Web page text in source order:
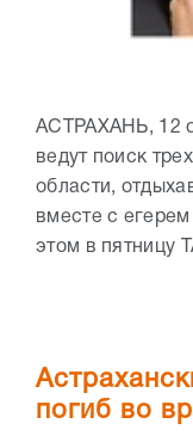
АСТРАХАНЬ, 12
ведут поиск
области,
вместе с
этом в пятницу
погиб во